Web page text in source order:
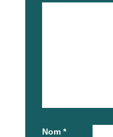
Nom *